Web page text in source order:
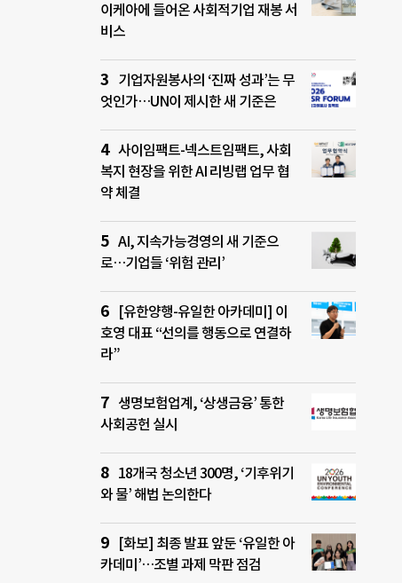
이케아에 들어온 사회적기업 재봉 서
비스
기업자원봉사의 ‘진짜 성과’는 무
엇인가…UN이 제시한 새 기준은
사이임팩트-넥스트임팩트, 사회
복지 현장을 위한 AI 리빙랩 업무 협
약 체결
AI, 지속가능경영의 새 기준으
로…기업들 ‘위험 관리’
[유한양행-유일한 아카데미] 이
호영 대표 “선의를 행동으로 연결하
라”
생명보험업계, ‘상생금융’ 통한
사회공헌 실시
18개국 청소년 300명, ‘기후위기
와 물’ 해법 논의한다
[화보] 최종 발표 앞둔 ‘유일한 아
카데미’…조별 과제 막판 점검